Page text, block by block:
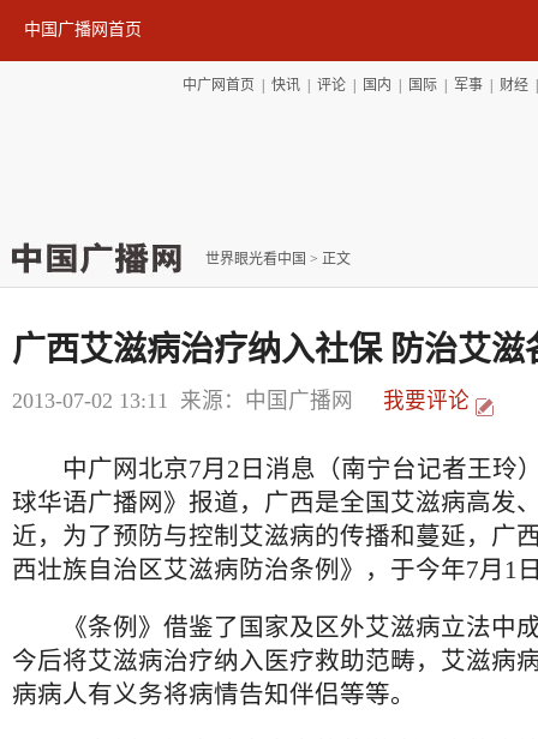
中国广播网首页
中广网首页 快讯| 评论| 国内 国际| 军事| 财经
世界眼光看中国 > 正文
广西艾滋病治疗纳入社保 防治艾滋
2013-07-02 13:11 来源：中国广播网 我要评论
中广网北京7月2日消息（南宁台记者王玲
球华语广播网》报道，广西是全国艾滋病高发
近，为了预防与控制艾滋病的传播和蔓延，广
西壮族自治区艾滋病防治条例》，于今年7月1
《条例》借鉴了国家及区外艾滋病立法中
今后将艾滋病治疗纳入医疗救助范畴，艾滋病
病病人有义务将病情告知伴侣等等。